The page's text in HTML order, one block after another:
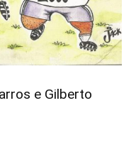
e Gilberto